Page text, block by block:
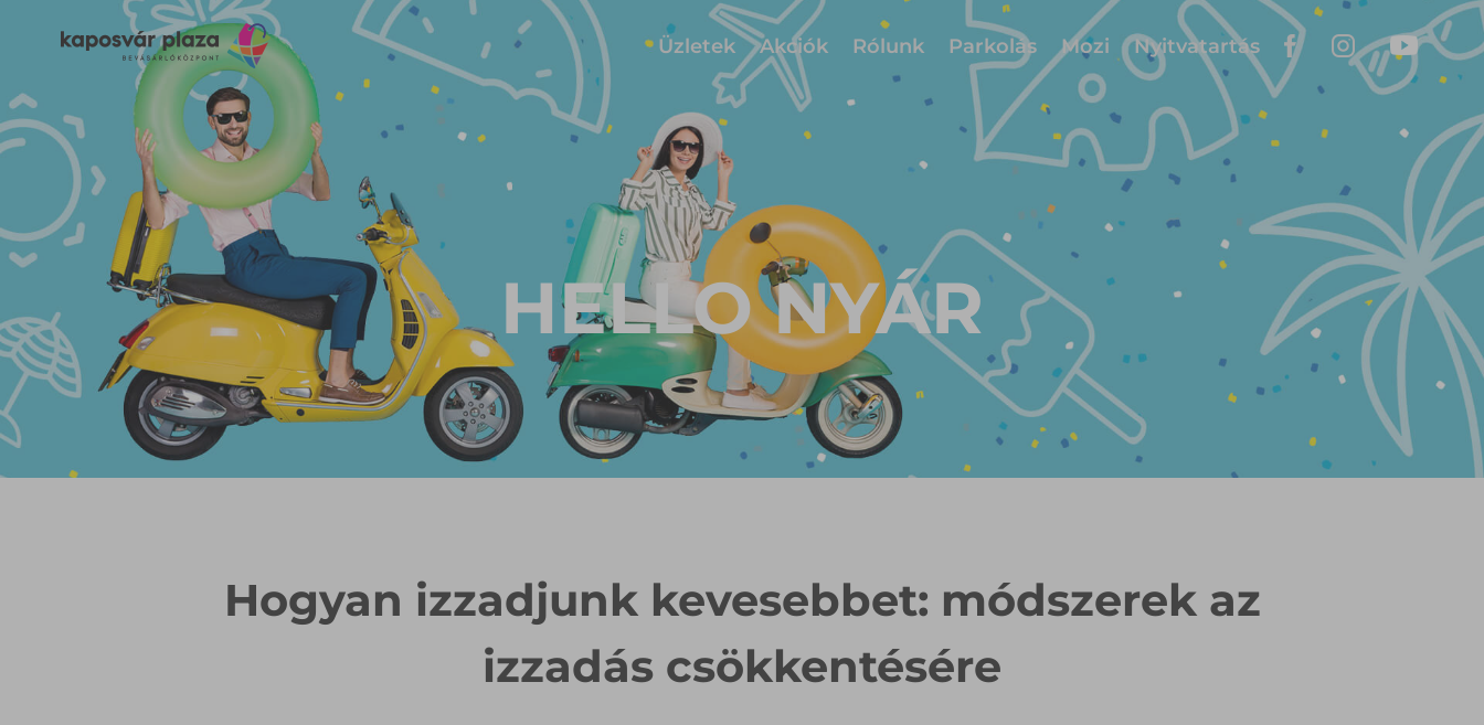
Üzletek Akciók Rólunk Parkolás Mozi Nyitvatartás
HELLO NYÁR
Hogyan izzadjunk kevesebbet: módszerek az
izzadás csökkentésére